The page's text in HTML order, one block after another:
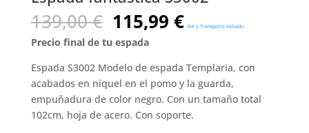
139,00€ El
precio
original
era:
139,00 €.
115,99 €El
precio
es:
115,99 €.
IVA y Transporte Incluido
Precio final de tu espada
Espada S3002 Modelo de espada Templaria, con
acabados en níquel en el pomo y la guarda,
empuñadura de color negro. Con un tamaño total
102cm, hoja de acero. Con soporte.